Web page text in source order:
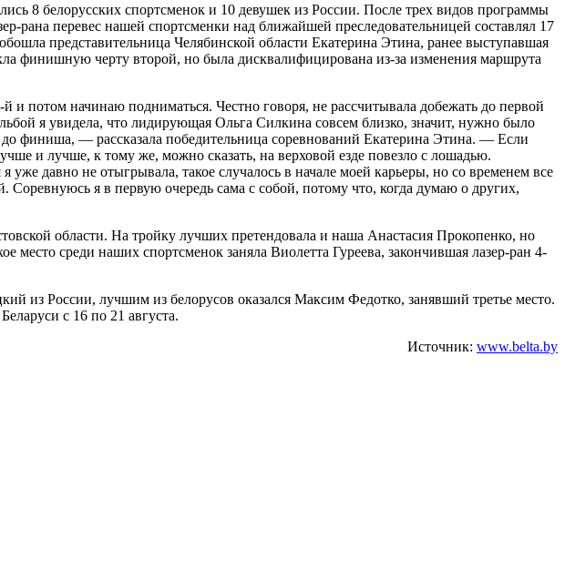
8 белорусских спортсменок и 10 девушек из России. После трех видов программы
рана перевес нашей спортсменки над ближайшей преследовательницей составлял 17
представительница Челябинской области Екатерина Этина, ранее выступавшая
финишную черту второй, но была дисквалифицирована из-за изменения маршрута
и потом начинаю подниматься. Честно говоря, не рассчитывала добежать до первой
я увидела, что лидирующая Ольга Силкина совсем близко, значит, нужно было
до финиша, — рассказала победительница соревнований Екатерина Этина. — Если
и лучше, к тому же, можно сказать, на верховой езде повезло с лошадью.
давно не отыгрывала, такое случалось в начале моей карьеры, но со временем все
я в первую очередь сама с собой, потому что, когда думаю о других,
области. На тройку лучших претендовала и наша Анастасия Прокопенко, но
место среди наших спортсменок заняла Виолетта Гуреева, закончившая лазер-ран 4-
из России, лучшим из белорусов оказался Максим Федотко, занявший третье место.
с 16 по 21 августа.
Источник: www.belta.by